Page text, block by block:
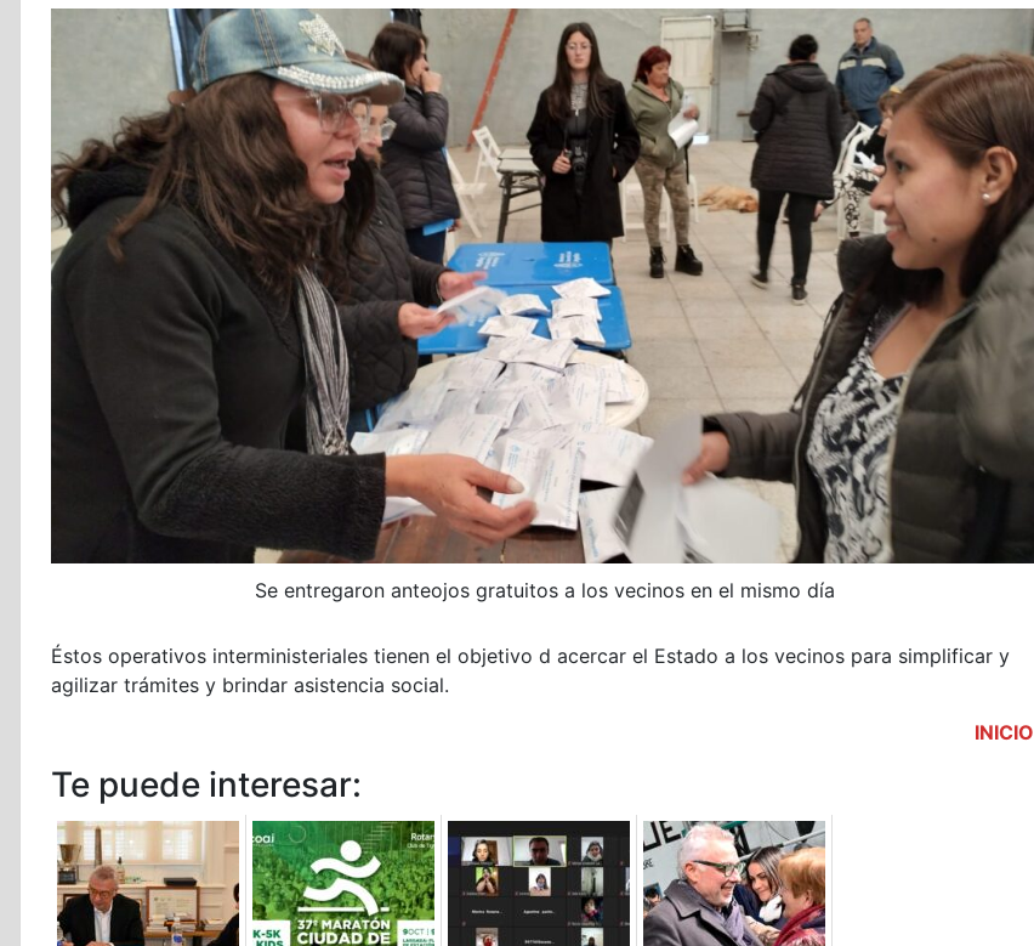
Se entregaron anteojos gratuitos a los vecinos en el mismo día
Éstos operativos interministeriales tienen el objetivo d acercar el Estado a los vecinos para simplificar y
agilizar trámites y brindar asistencia social.
INICIO
Te puede interesar: